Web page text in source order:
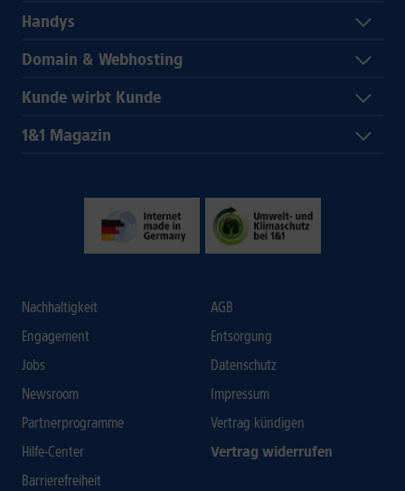
Handys
Domain & Webhosting
Kunde wirbt Kunde
1&1 Magazin
Nachhaltigkeit
Engagement
Jobs
Newsroom
Partnerprogramme
Hilfe-Center
Barrierefreiheit
AGB
Entsorgung
Datenschutz
Impressum
Vertrag kündigen
Vertrag widerrufen